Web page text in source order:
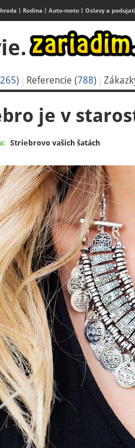
Rodina Auto-moto Oslavy a
Referencie (788)
je v
Striebrovo vašich šatách